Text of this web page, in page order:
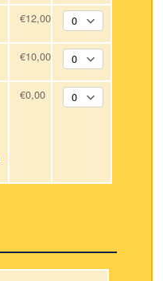
€12,00
€10,00
€0,00